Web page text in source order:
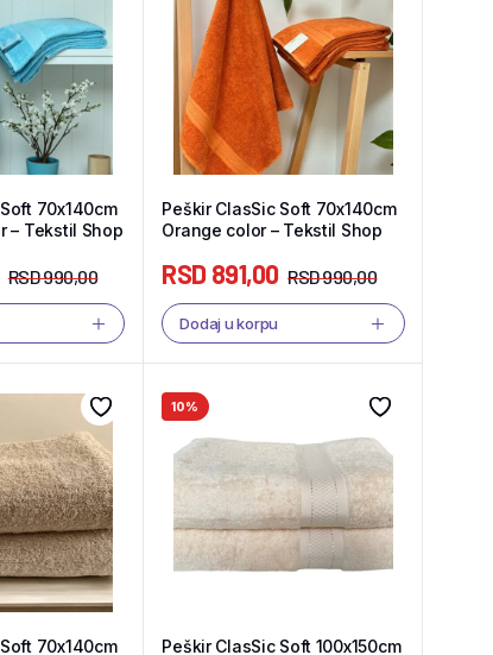
70x140cm
– Tekstil Shop
RSD990,00
Peškir ClasSic Soft 70x140cm
Orange color – Tekstil Shop
RSD990,00
RSD891,00
Dodaj u korpu
70x140cm
10%
Peškir ClasSic Soft 100x150cm